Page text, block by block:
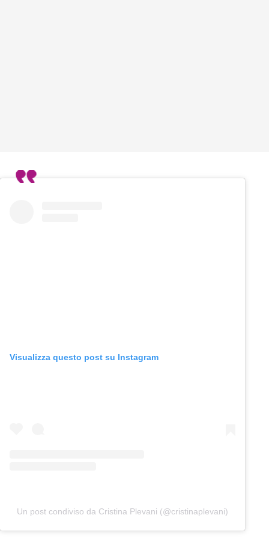
Visualizza questo post su Instagram
Un post condiviso da Cristina Plevani (@cristinaplevani)